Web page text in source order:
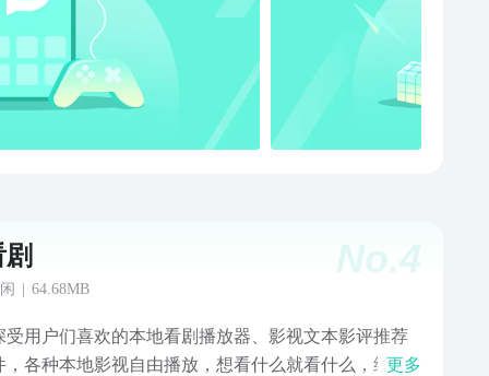
No.4
64.68MB
受用户们喜欢的本地看剧播放器、影视文本影评推荐
，各种本地影视自由播放，想看什么就看什么，经典
更多